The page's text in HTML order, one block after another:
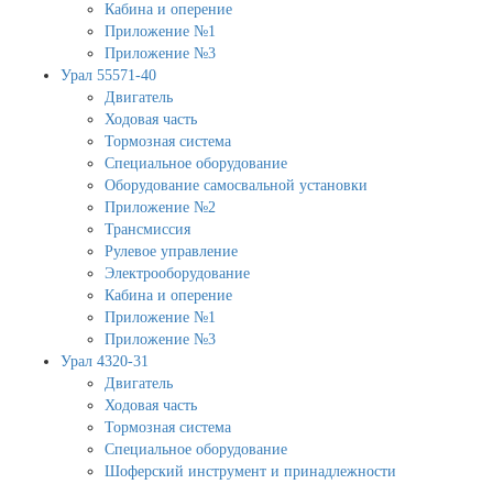
Кабина и оперение
Приложение №1
Приложение №3
Урал 55571-40
Двигатель
Ходовая часть
Тормозная система
Специальное оборудование
Оборудование самосвальной установки
Приложение №2
Трансмиссия
Рулевое управление
Электрооборудование
Кабина и оперение
Приложение №1
Приложение №3
Урал 4320-31
Двигатель
Ходовая часть
Тормозная система
Специальное оборудование
Шоферский инструмент и принадлежности